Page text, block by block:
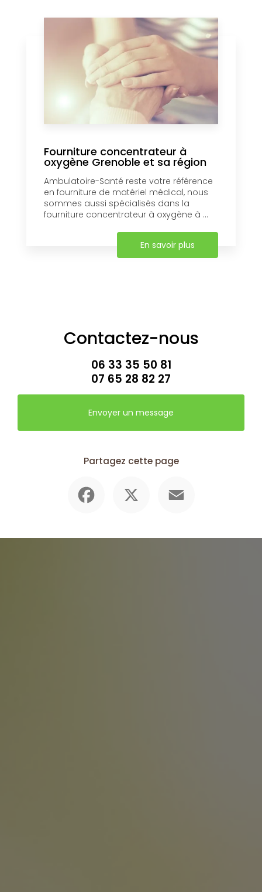
Fourniture concentrateur à
oxygène Grenoble et sa région
Ambulatoire-Santé reste votre référence
en fourniture de matériel médical, nous
sommes aussi spécialisés dans la
fourniture concentrateur à oxygène à ...
En savoir plus
Contactez-nous
06 33 35 50 81
07 65 28 82 27
Envoyer un message
Partagez cette page